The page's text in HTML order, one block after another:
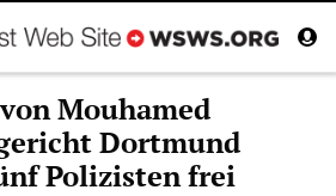
Mouhamed
Dortmund
Polizisten frei